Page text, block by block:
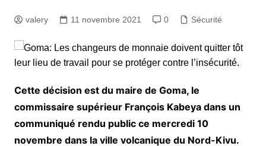
valery 11 novembre 2021 0 Sécurité
Cette décision est du maire de Goma, le
commissaire supérieur François Kabeya dans un
communiqué rendu public ce mercredi 10
novembre dans la ville volcanique du Nord-Kivu.